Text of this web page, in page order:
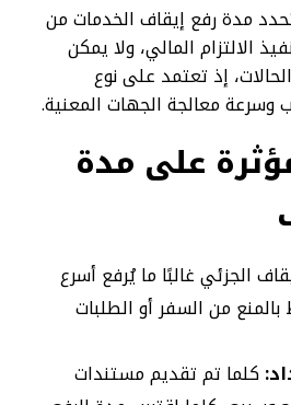
مدة رفع إيقاف الخدمات من
الالتزام المالي، ولا يمكن
إذ تعتمد على نوع
وسرعة معالجة الجهات المعنية.
على مدة
الجزئي غالبًا ما يُرفع أسرع
بالمنع من السفر أو الطلبات
كلما تم تقديم مستندات